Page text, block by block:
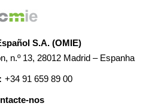
S.A. (OMIE)
n.º 13, 28012 Madrid – Espanha
+34 91 659 89 00
nos